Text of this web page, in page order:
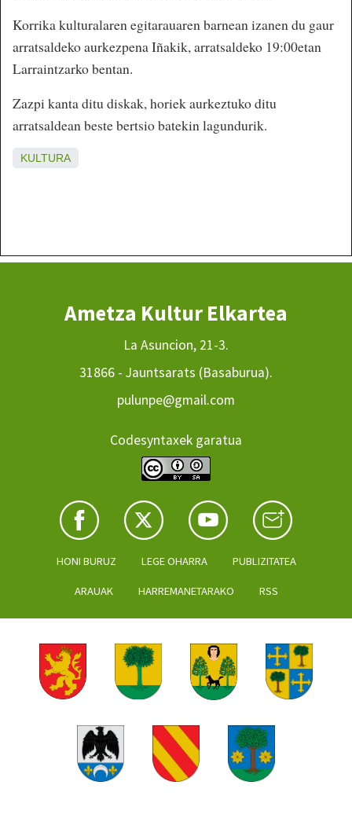
Korrika kulturalaren egitarauaren barnean izanen du gaur
arratsaldeko aurkezpena Iñakik, arratsaldeko 19:00etan
Larraintzarko bentan.
Zazpi kanta ditu diskak, horiek aurkeztuko ditu
arratsaldean beste bertsio batekin lagundurik.
KULTURA
Ametza Kultur Elkartea
La Asuncion, 21-3.
31866 - Jauntsarats (Basaburua).
pulunpe@gmail.com
Codesyntaxek garatua
HONI BURUZ LEGE OHARRA PUBLIZITATEA
ARAUAK HARREMANETARAKO RSS